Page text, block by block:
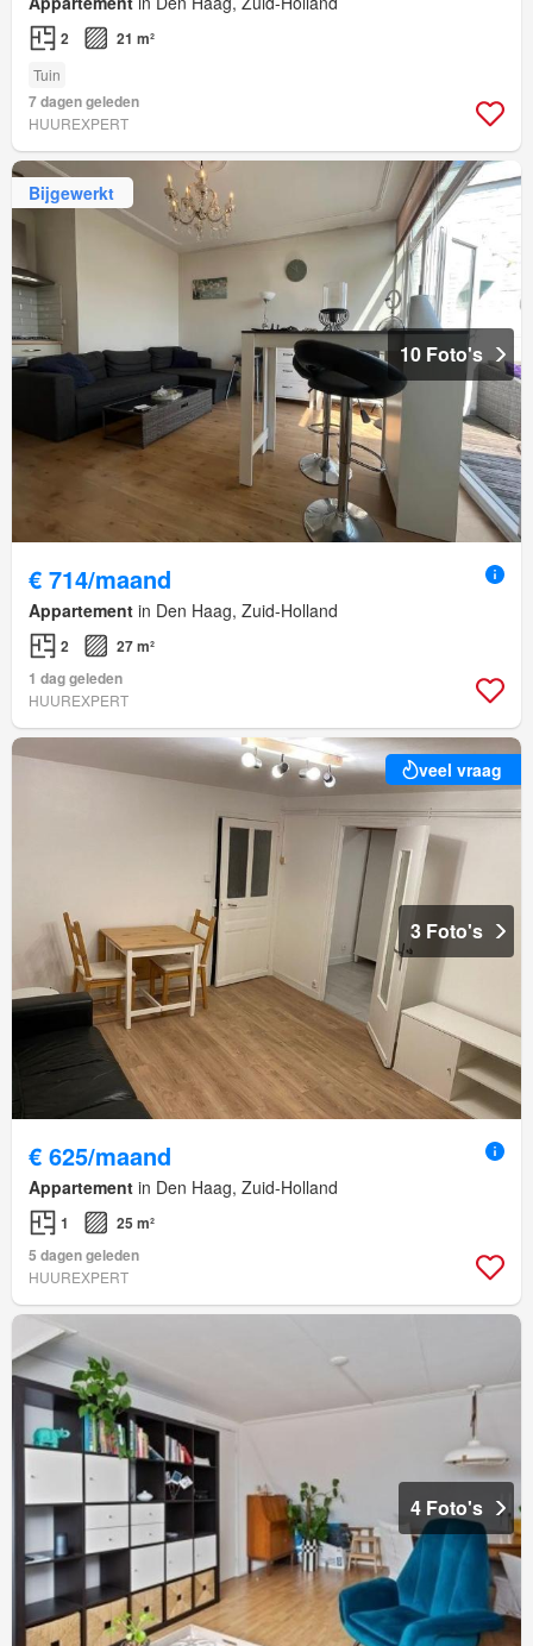
2 21 m²
Tuin
7 dagen geleden
HUUREXPERT
Bijgewerkt
10 Foto's
€ 714/maand
Appartement in Den Haag, Zuid-Holland
2
27 m²
1 dag geleden
HUUREXPERT
veel vraag
3 Foto's
€ 625/maand
Appartement in Den Haag, Zuid-Holland
1
25 m²
5 dagen geleden
HUUREXPERT
4 Foto's